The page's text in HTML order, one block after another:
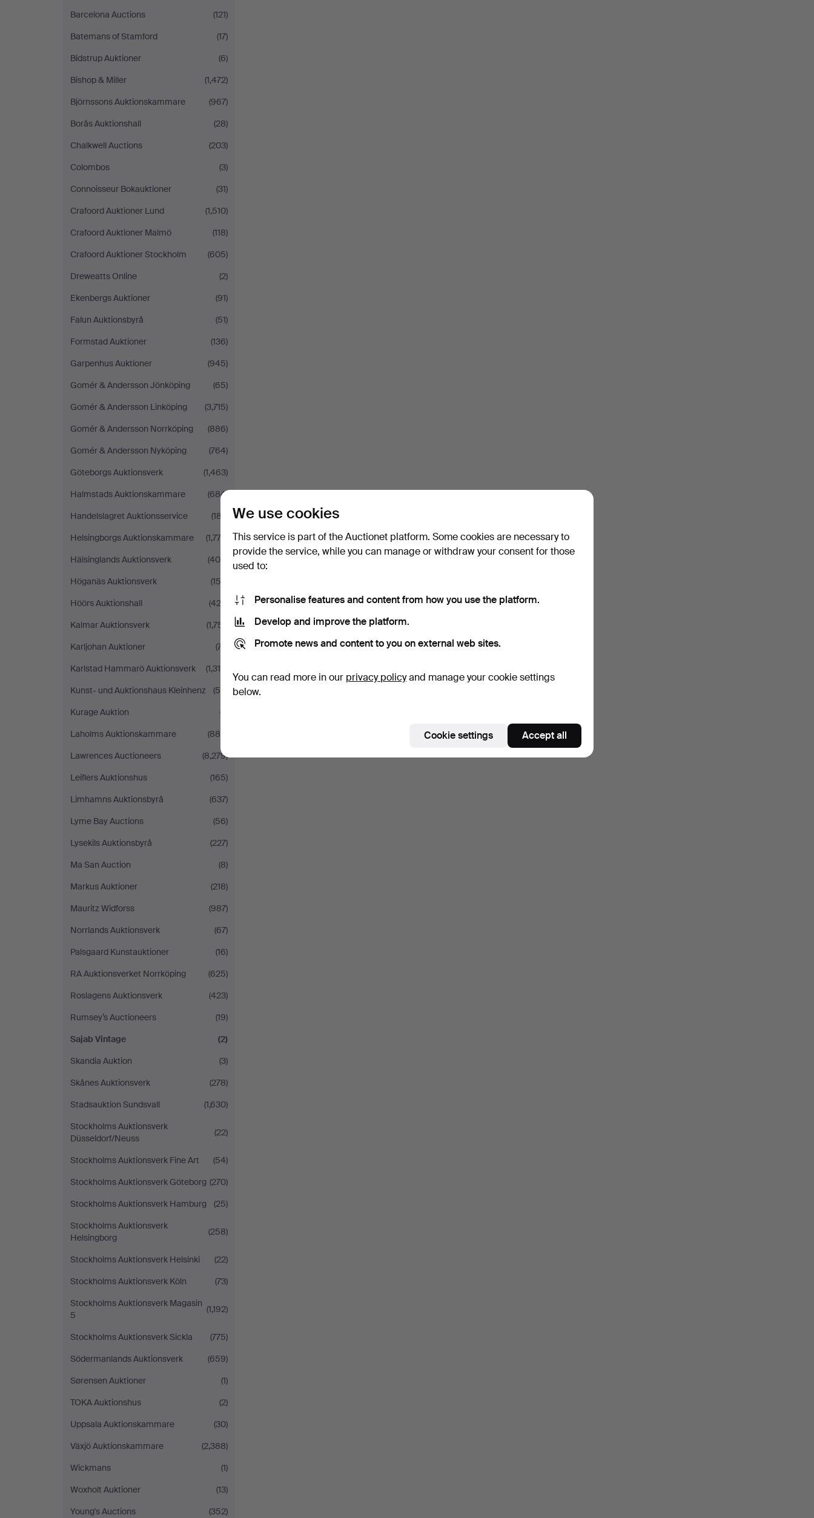
Barcelona Auctions
(121)
Batemans of Stamford
(17)
Bidstrup Auktioner
(6)
Bishop & Miller
(1,472)
Björnssons Auktionskammare
(967)
Borås Auktionshall
(28)
Chalkwell Auctions
(203)
Colombos
(3)
Connoisseur Bokauktioner
(31)
Crafoord Auktioner Lund
(1,510)
Crafoord Auktioner Malmö
(118)
Crafoord Auktioner Stockholm
(605)
Dreweatts Online
(2)
Ekenbergs Auktioner
(91)
Falun Auktionsbyrå
(51)
Formstad Auktioner
(136)
Garpenhus Auktioner
(945)
Gomér & Andersson Jönköping
(65)
Gomér & Andersson Linköping
(3,715)
Gomér & Andersson Norrköping
(886)
Gomér & Andersson Nyköping
(764)
Göteborgs Auktionsverk
(1,463)
Halmstads Auktionskammare
(684)
Handelslagret Auktionsservice
(187)
Helsingborgs Auktionskammare
(1,772)
Hälsinglands Auktionsverk
(400)
Höganäs Auktionsverk
(153)
Höörs Auktionshall
(422)
Kalmar Auktionsverk
(1,751)
Karljohan Auktioner
(77)
Karlstad Hammarö Auktionsverk
(1,318)
Kunst- und Auktionshaus Kleinhenz
(55)
Kurage Auktion
(7)
Laholms Auktionskammare
(880)
Lawrences Auctioneers
(8,279)
Leiflers Auktionshus
(165)
Limhamns Auktionsbyrå
(637)
Lyme Bay Auctions
(56)
Lysekils Auktionsbyrå
(227)
Ma San Auction
(8)
Markus Auktioner
(218)
Mauritz Widforss
(987)
Norrlands Auktionsverk
(67)
Palsgaard Kunstauktioner
(16)
RA Auktionsverket Norrköping
(625)
Roslagens Auktionsverk
(423)
Rumsey’s Auctioneers
(19)
Sajab Vintage
(2)
Skandia Auktion
(3)
Skånes Auktionsverk
(278)
Stadsauktion Sundsvall
(1,630)
Stockholms Auktionsverk
Düsseldorf/Neuss
(22)
Stockholms Auktionsverk Fine Art
(54)
Stockholms Auktionsverk Göteborg (270)
Stockholms Auktionsverk Hamburg
(25)
Stockholms Auktionsverk
Helsingborg
(258)
Stockholms Auktionsverk Helsinki
(22)
Stockholms Auktionsverk Köln
(73)
Stockholms Auktionsverk Magasin
5
(1,192)
Stockholms Auktionsverk Sickla
(775)
Södermanlands Auktionsverk
(659)
Sørensen Auktioner
(1)
TOKA Auktionshus
(2)
Uppsala Auktionskammare
(30)
Växjö Auktionskammare
(2,388)
Wickmans
(1)
Woxholt Auktioner
(13)
Young's Auctions
(352)
We use cookies
This service is part of the Auctionet platform. Some cookies are necessary to
provide the service, while you can manage or withdraw your consent for those
used to:
Personalise features and content from how you use the platform.
Develop and improve the platform.
Promote news and content to you on external web sites.
You can read more in our privacy policyand manage your cookie settings
below.
Cookie settings Accept all